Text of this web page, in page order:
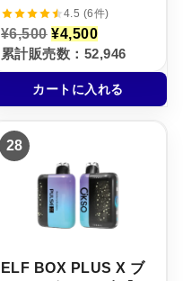
ン × レッドブル・アイ
ス【ニコパフ】5%
4.5 (6件)
¥6,500 元
の
価
格
は
¥
0
0
で
し
¥4,500現
在
の
価
格
は
5
0
0
で
す
累計販売数：52,946
カートに入れる
28
ELF BOX PLUS X ブ